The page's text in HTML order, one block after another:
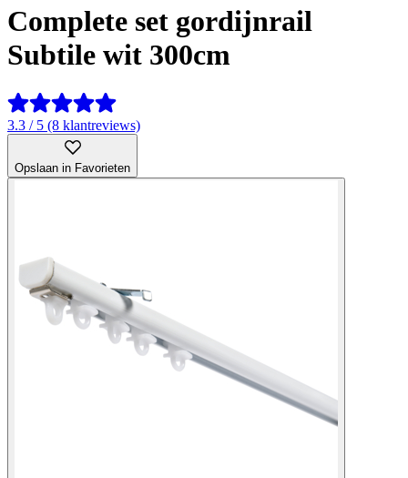
Complete set gordijnrail
Subtile wit 300cm
3.3 / 5 (8 klantreviews)
Opslaan in Favorieten